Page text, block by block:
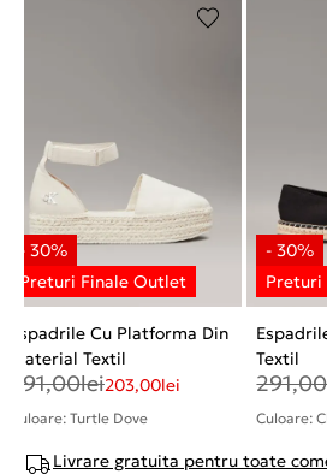
Espadrile Cu Platforma Din
Material Textil
291,00lei203,00lei
Culoare: Turtle Dove
Textil
291,00
Culoare:
Livrare gratuita pentru toate